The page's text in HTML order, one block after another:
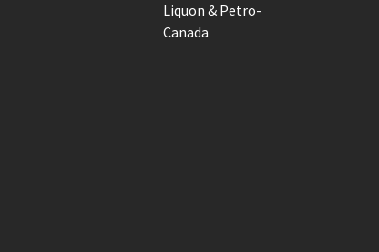
Liquon & Petro-
Canada